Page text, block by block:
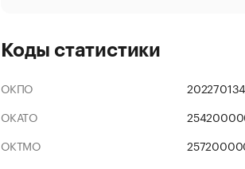
Коды статистики
ОКПО
ОКАТО
ОКТМО